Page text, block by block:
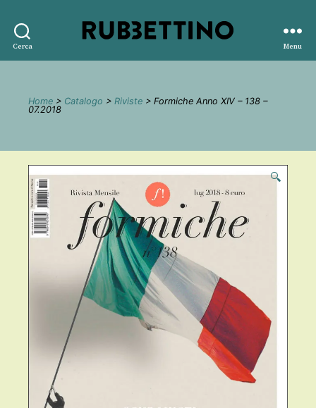
Cerca
editore
Menu
Home > Catalogo > Riviste > Formiche Anno XIV – 138 –
07.2018
🔍